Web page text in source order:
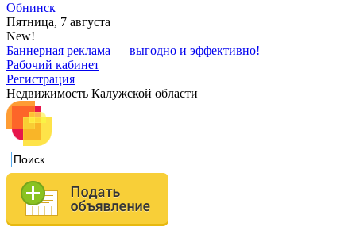
Обнинск
Пятница, 7 августа
New!
Баннерная реклама — выгодно и эффективно!
Рабочий кабинет
Регистрация
Недвижимость Калужской области